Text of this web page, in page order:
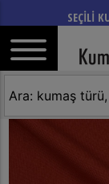
SEÇİLİ